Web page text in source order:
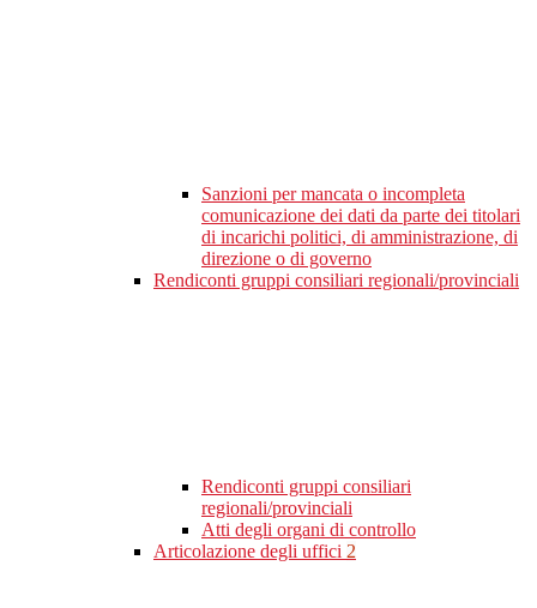
Sanzioni per mancata o incompleta
comunicazione dei dati da parte dei titolari
di incarichi politici, di amministrazione, di
direzione o di governo
Rendiconti gruppi consiliari regionali/provinciali
Rendiconti gruppi consiliari
regionali/provinciali
Atti degli organi di controllo
Articolazione degli uffici 2